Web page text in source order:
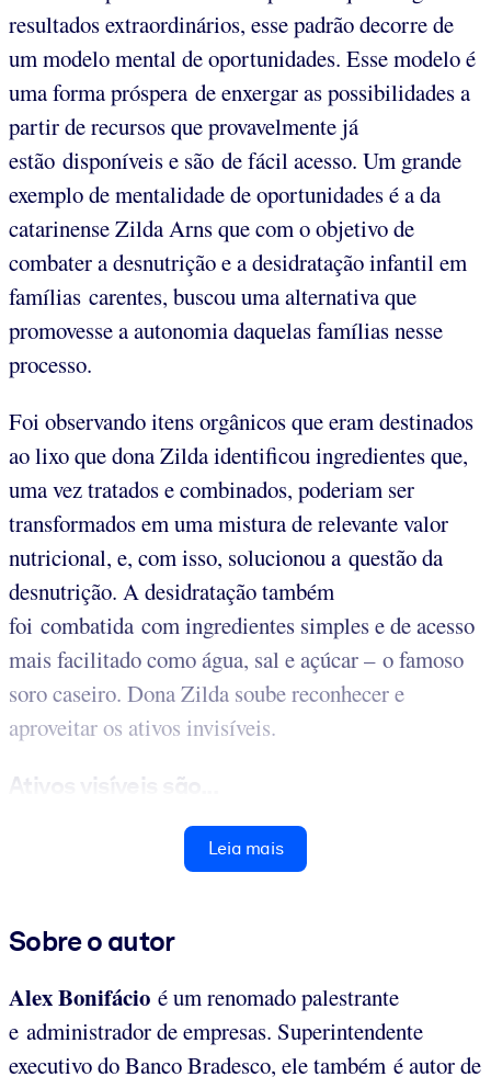
resultados extraordinários, esse padrão decorre de
um modelo mental de oportunidades. Esse modelo é
uma forma próspera de enxergar as possibilidades a
partir de recursos que provavelmente já
estão disponíveis e são de fácil acesso. Um grande
exemplo de mentalidade de oportunidades é a da
catarinense Zilda Arns que com o objetivo de
combater a desnutrição e a desidratação infantil em
famílias carentes, buscou uma alternativa que
promovesse a autonomia daquelas famílias nesse
processo.
Foi observando itens orgânicos que eram destinados
ao lixo que dona Zilda identificou ingredientes que,
uma vez tratados e combinados, poderiam ser
transformados em uma mistura de relevante valor
nutricional, e, com isso, solucionou a questão da
desnutrição. A desidratação também
foi combatida com ingredientes simples e de acesso
mais facilitado como água, sal e açúcar – o famoso
soro caseiro. Dona Zilda soube reconhecer e
aproveitar os ativos invisíveis.
Ativos visíveis são...
Leia mais
Sobre o autor
Alex Bonifácio é um renomado palestrante
e administrador de empresas. Superintendente
executivo do Banco Bradesco, ele também é autor de